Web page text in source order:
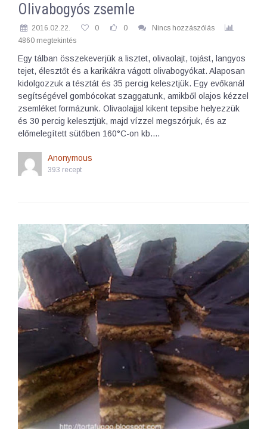
Olivabogyós zsemle
2016.02.22. 0 0
Nincs hozzászólás
4860 megtekintés
Egy tálban összekeverjük a lisztet, olivaolajt, tojást, langyos
tejet, élesztőt és a karikákra vágott olivabogyókat. Alaposan
kidolgozzuk a tésztát és 35 percig kelesztjük. Egy evőkanál
segítségével gombócokat szaggatunk, amikből olajos kézzel
zsemléket formázunk. Olivaolajjal kikent tepsibe helyezzük
és 30 percig kelesztjük, majd vízzel megszórjuk, és az
előmelegített sütőben 160°C-on kb.…
Anonymous
393 recept